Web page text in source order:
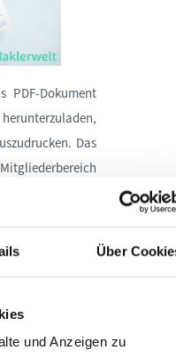
Über
und Anzeigen zu
Dokument
Das
auf Ihrem